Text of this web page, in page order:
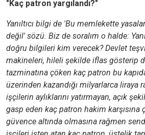
"Kaç patron yargılandı?"
Yanıltıcı bilgi de 'Bu memlekette
değil' sözü. Biz de soralım o halde:
doğru bilgileri kim verecek? Devlet
makineleri, hileli şekilde iflas gösterip
tazminatına çöken kaç patron bu
üzerinden kazandığı milyarlarca liraya
işçilerin aylıklarını yatırmayan, açık
gasp eden kaç patron hakim karşısına
güvence altında olmasına rağmen